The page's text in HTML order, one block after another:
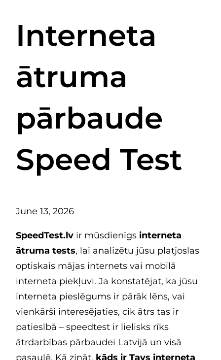
Interneta
ātruma
pārbaude
Speed Test
June 13, 2026
SpeedTest.lv ir mūsdienīgs interneta
ātruma tests, lai analizētu jūsu platjoslas
optiskais mājas internets vai mobilā
interneta piekļuvi. Ja konstatējat, ka jūsu
interneta pieslēgums ir pārāk lēns, vai
vienkārši interesējaties, cik ātrs tas ir
patiesībā – speedtest ir lielisks rīks
ātrdarbības pārbaudei Latvijā un visā
pasaulē. Kā zināt, kāds ir Tavs interneta